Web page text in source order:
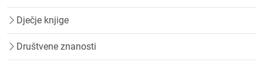
Dječje knjige
Društvene znanosti